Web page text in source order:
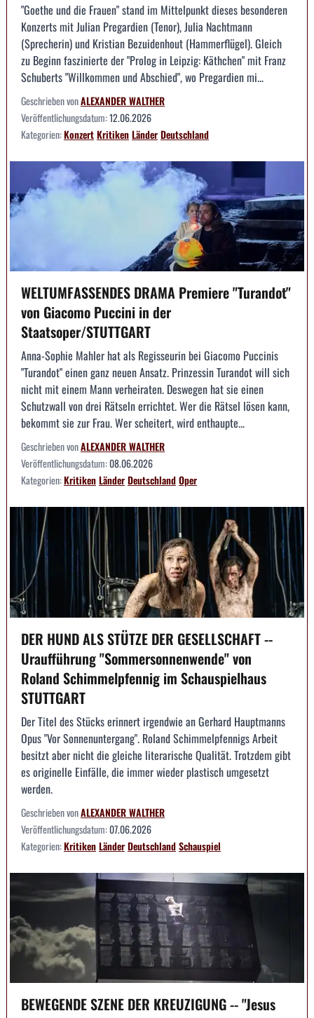
"Goethe und die Frauen" stand im Mittelpunkt dieses besonderen
Konzerts mit Julian Pregardien (Tenor), Julia Nachtmann
(Sprecherin) und Kristian Bezuidenhout (Hammerflügel). Gleich
zu Beginn faszinierte der "Prolog in Leipzig: Käthchen" mit Franz
Schuberts "Willkommen und Abschied", wo Pregardien mi...
Geschrieben vonALEXANDER WALTHER
Veröffentlichungsdatum:12.06.2026
Kategorien:KonzertKritikenLänderDeutschland
WELTUMFASSENDES DRAMA Premiere "Turandot"
von Giacomo Puccini in der
Staatsoper/STUTTGART
Anna-Sophie Mahler hat als Regisseurin bei Giacomo Puccinis
"Turandot" einen ganz neuen Ansatz. Prinzessin Turandot will sich
nicht mit einem Mann verheiraten. Deswegen hat sie einen
Schutzwall von drei Rätseln errichtet. Wer die Rätsel lösen kann,
bekommt sie zur Frau. Wer scheitert, wird enthaupte...
Geschrieben vonALEXANDER WALTHER
Veröffentlichungsdatum:08.06.2026
Kategorien:KritikenLänderDeutschlandOper
DER HUND ALS STÜTZE DER GESELLSCHAFT --
Uraufführung "Sommersonnenwende" von
Roland Schimmelpfennig im Schauspielhaus
STUTTGART
Der Titel des Stücks erinnert irgendwie an Gerhard Hauptmanns
Opus "Vor Sonnenuntergang". Roland Schimmelpfennigs Arbeit
besitzt aber nicht die gleiche literarische Qualität. Trotzdem gibt
es originelle Einfälle, die immer wieder plastisch umgesetzt
werden.
Geschrieben vonALEXANDER WALTHER
Veröffentlichungsdatum:07.06.2026
Kategorien:KritikenLänderDeutschlandSchauspiel
BEWEGENDE SZENE DER KREUZIGUNG -- "Jesus